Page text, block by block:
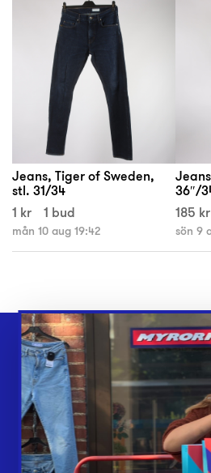
Jeans, Tiger of Sweden,
stl. 31/34
1 kr
1 bud
mån 10 aug 19:42
36″/
185 kr
sön 9
Webbshop
Butiker
Lämna in
Vårt överskott